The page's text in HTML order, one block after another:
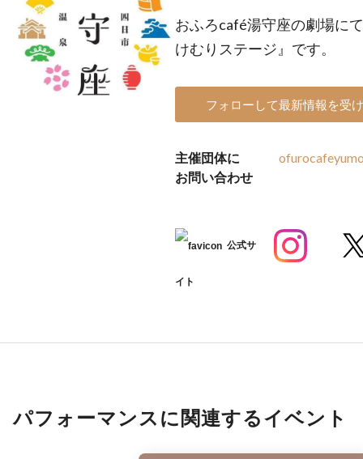
おふろcafé湯守座の劇場に
けむりステージ』です。
フォローして最新情報を受
主催団体に
お問い合わせ
公式サ
イト
パフォーマンスに関連するイベント